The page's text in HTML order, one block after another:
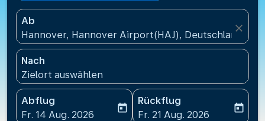
Ab
Hannover, Hannover Airport(HAJ), Deutschland
close
Nach
Zielort auswählen
Abflug
fc-booking-departure-date-aria-label
Fr. 14 Aug. 2026
today
Rückflug
fc-booking-return-date-
Fr. 21 Aug. 2026
today